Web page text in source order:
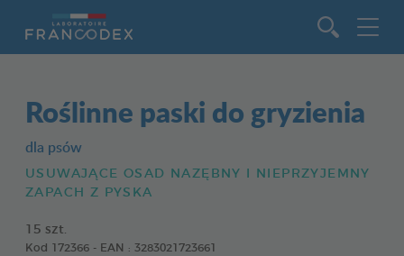
Roślinne paski do gryzienia
dla psów
USUWAJĄCE OSAD NAZĘBNY I NIEPRZYJEMNY
ZAPACH Z PYSKA
15 szt.
Kod 172366 - EAN : 3283021723661